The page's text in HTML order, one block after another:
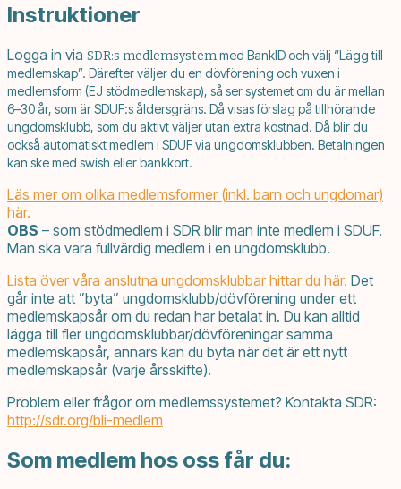
Instruktioner
Logga in via SDR:s medlemsystemmed BankID och välj “Lägg till
medlemskap”. Därefter väljer du en dövförening och vuxen i
medlemsform (EJ stödmedlemskap), så ser systemet om du är mellan
6–30 år, som är SDUF:s åldersgräns. Då visas förslag på tillhörande
ungdomsklubb, som du aktivt väljer utan extra kostnad. Då blir du
också automatiskt medlem i SDUF via ungdomsklubben. Betalningen
kan ske med swish eller bankkort.
Läs mer om olika medlemsformer (inkl. barn och ungdomar)
här.
OBS – som stödmedlem i SDR blir man inte medlem i SDUF.
Man ska vara fullvärdig medlem i en ungdomsklubb.
Lista över våra anslutna ungdomsklubbar hittar du här. Det
går inte att ”byta” ungdomsklubb/dövförening under ett
medlemskapsår om du redan har betalat in. Du kan alltid
lägga till fler ungdomsklubbar/dövföreningar samma
medlemskapsår, annars kan du byta när det är ett nytt
medlemskapsår (varje årsskifte).
Problem eller frågor om medlemssystemet? Kontakta SDR:
http://sdr.org/bli-medlem
Som medlem hos oss får du: